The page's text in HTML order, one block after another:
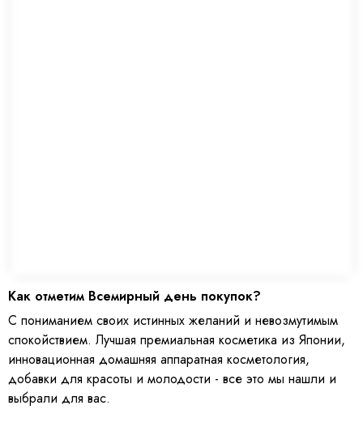
Как отметим Всемирный день покупок?
С пониманием своих истинных желаний и невозмутимым
спокойствием. Лучшая премиальная косметика из Японии,
инновационная домашняя аппаратная косметология,
добавки для красоты и молодости - все это мы нашли и
выбрали для вас.